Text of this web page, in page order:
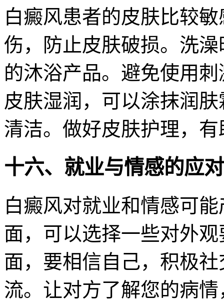
白癜风患者的皮肤比较
伤，防止皮肤破损。洗
的沐浴产品。避免使用
皮肤湿润，可以涂抹润
清洁。做好皮肤护理，
十六、就业与情感的应对
白癜风对就业和情感可
面，可以选择一些对外
面，要相信自己，积极
流。让对方了解您的病